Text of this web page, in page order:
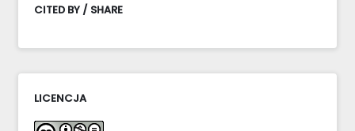
CITED BY / SHARE
LICENCJA